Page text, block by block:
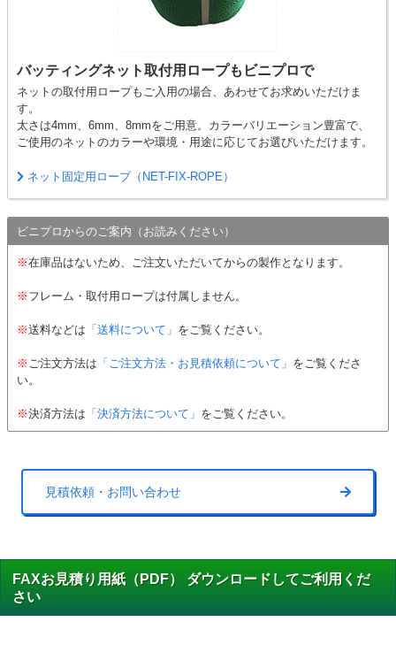
直径：6.5cm〜6.6cm
37.5mm目
バッティングネット取付用ロープもビニプロで
ネットの取付用ロープもご入用の場合、あわせてお求めいただけま
す。
太さは4mm、6mm、8mmをご用意。カラーバリエーション豊富で、
ご使用のネットのカラーや環境・用途に応じてお選びいただけます。
ネット固定用ロープ（NET-FIX-ROPE）
ビニプロからのご案内（お読みください）
※在庫品はないため、ご注文いただいてからの製作となります。
※ フレーム・取付用ロープは付属しません。
※送料などは 「送料について」 をご覧ください。
※ ご注文方法は 「ご注文方法・お見積依頼について」 をご覧くださ
い。
※決済方法は 「決済方法について」 をご覧ください。
見積依頼・お問い合わせ
FAXお見積り用紙（PDF） ダウンロードしてご利用くだ
さい